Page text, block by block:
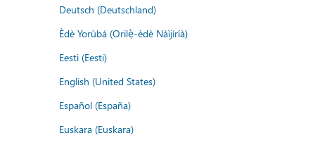
Deutsch (Deutschland)
Èdè Yorùbá (Orilẹ̀-èdè Nàìjíríà)
Eesti (Eesti)
English (United States)
Español (España)
Euskara (Euskara)